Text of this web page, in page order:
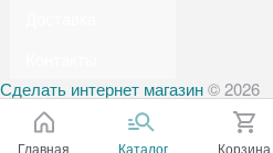
Сделать интернет магазин© 2026
Главная Каталог Корзина